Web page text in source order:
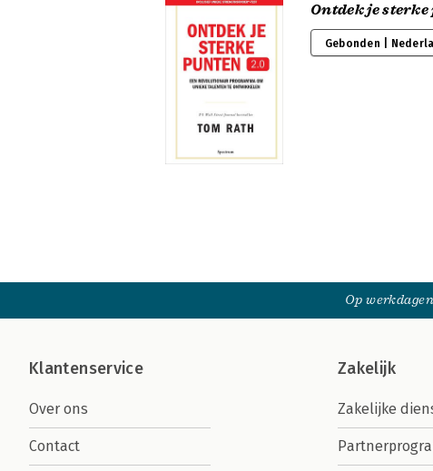
Ontdek je
Gebonden |
Op
Klantenservice
Over ons
Contact
Zakelijk
Zakelijke